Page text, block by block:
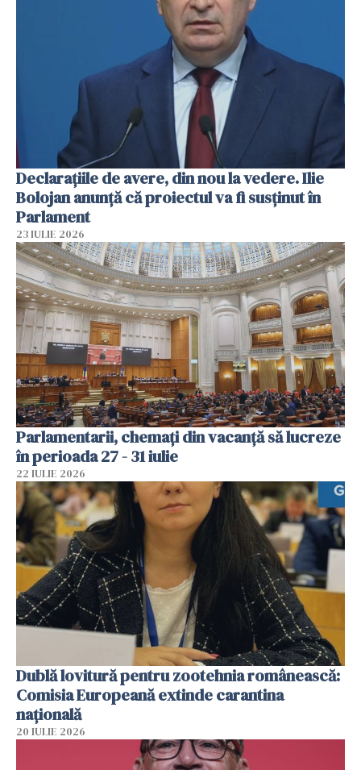
Declarațiile de avere, din nou la vedere. Ilie
Bolojan anunță că proiectul va fi susținut în
Parlament
23 IULIE 2026
Parlamentarii, chemați din vacanță să lucreze
în perioada 27 - 31 iulie
22 IULIE 2026
Dublă lovitură pentru zootehnia românească:
Comisia Europeană extinde carantina
națională
20 IULIE 2026